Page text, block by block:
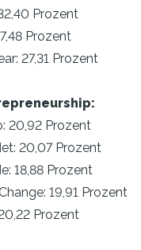
Prozent
Prozent
27,31 Prozent
20,92 Prozent
20,07 Prozent
18,88 Prozent
19,91 Prozent
Prozent